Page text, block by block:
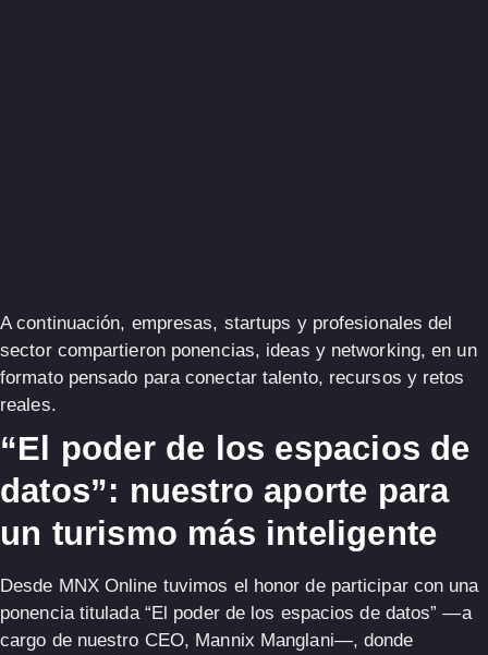
A continuación, empresas, startups y profesionales del
sector compartieron ponencias, ideas y networking, en un
formato pensado para conectar talento, recursos y retos
reales.
“El poder de los espacios de
datos”: nuestro aporte para
un turismo más inteligente
Desde MNX Online tuvimos el honor de participar con una
ponencia titulada “El poder de los espacios de datos” —a
cargo de nuestro CEO, Mannix Manglani—, donde